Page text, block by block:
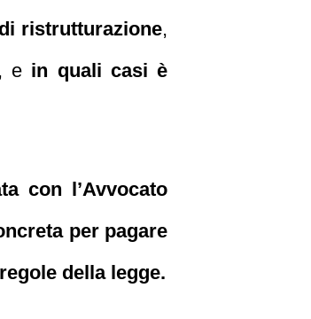
ristrutturazione,
e in quali casi è
con l’Avvocato
per pagare
della legge.